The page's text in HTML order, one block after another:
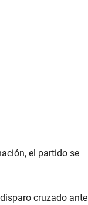
el partido se
cruzado ante